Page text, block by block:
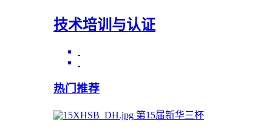
技术培训与认证
热门推荐
第15届新华三杯